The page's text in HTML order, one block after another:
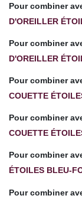
Pour combiner
D'OREILLER
Pour combiner
D'OREILLER
Pour combiner
COUETTE
Pour combiner
COUETTE
Pour combiner
ÉTOILES BLEU-
Pour combiner